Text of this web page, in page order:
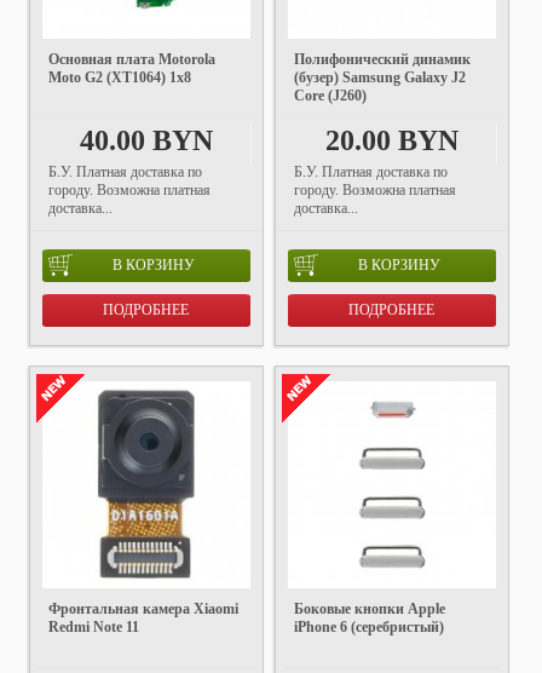
Основная плата Motorola
Moto G2 (XT1064) 1x8
40.00 BYN
Б.У. Платная доставка по
городу. Возможна платная
доставка...
В КОРЗИНУ
ПОДРОБНЕЕ
Полифонический динамик
(бузер) Samsung Galaxy J2
Core (J260)
20.00 BYN
Б.У. Платная доставка по
городу. Возможна платная
доставка...
В КОРЗИНУ
ПОДРОБНЕЕ
Фронтальная камера Xiaomi
Redmi Note 11
Боковые кнопки Apple
iPhone 6 (серебристый)